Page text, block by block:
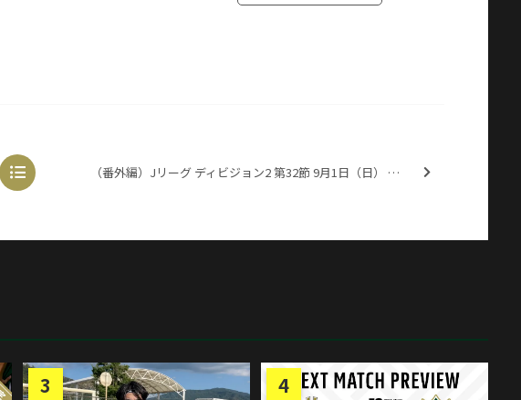
（番外編）Jリーグ ディビジョン2 第32節 9月1日（日） 松本山雅FC 2-1 ガイナーレ鳥取